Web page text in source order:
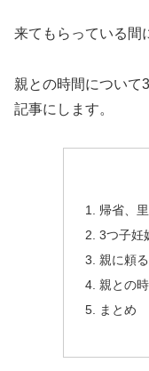
来てもらっている間
親との時間について
記事にします。
帰省、
3つ子妊
親に頼
親との
まとめ